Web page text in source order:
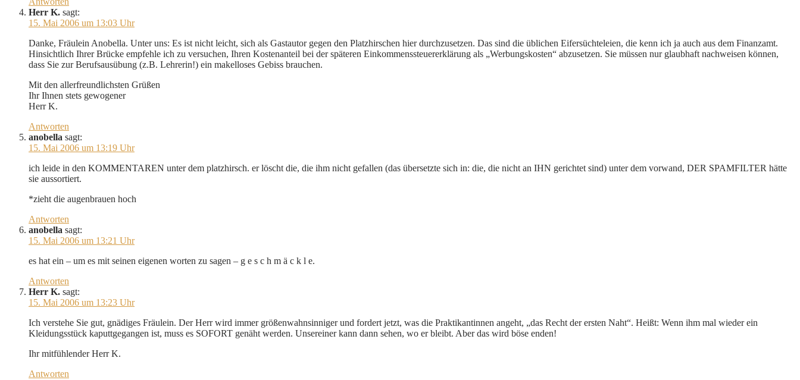
Herr K. sagt:
15. Mai 2006 um 13:03 Uhr
Danke, Fräulein Anobella. Unter uns: Es ist nicht leicht, sich als Gastautor gegen den Platzhirschen hier durchzusetzen. Das sind die üblichen Eifersüchteleien, die kenn ich ja auch aus dem Finanzamt.
Hinsichtlich Ihrer Brücke empfehle ich zu versuchen, Ihren Kostenanteil bei der späteren Einkommenssteuererklärung als „Werbungskosten“ abzusetzen. Sie müssen nur glaubhaft nachweisen können,
dass Sie zur Berufsausübung (z.B. Lehrerin!) ein makelloses Gebiss brauchen.
Mit den allerfreundlichsten Grüßen
Ihr Ihnen stets gewogener
Herr K.
Antworten
anobella sagt:
15. Mai 2006 um 13:19 Uhr
ich leide in den KOMMENTAREN unter dem platzhirsch. er löscht die, die ihm nicht gefallen (das übersetzte sich in: die, die nicht an IHN gerichtet sind) unter dem vorwand, DER SPAMFILTER hätte
sie aussortiert.
*zieht die augenbrauen hoch
Antworten
anobella sagt:
15. Mai 2006 um 13:21 Uhr
es hat ein – um es mit seinen eigenen worten zu sagen – g e s c h m ä c k l e.
Antworten
Herr K. sagt:
15. Mai 2006 um 13:23 Uhr
Ich verstehe Sie gut, gnädiges Fräulein. Der Herr wird immer größenwahnsinniger und fordert jetzt, was die Praktikantinnen angeht, „das Recht der ersten Naht“. Heißt: Wenn ihm mal wieder ein
Kleidungsstück kaputtgegangen ist, muss es SOFORT genäht werden. Unsereiner kann dann sehen, wo er bleibt. Aber das wird böse enden!
Ihr mitfühlender Herr K.
Antworten